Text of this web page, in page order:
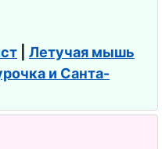
Летучая мышь
и Санта-